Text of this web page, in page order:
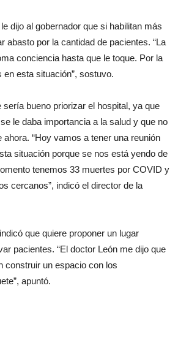
dijo al gobernador que si habilitan más
abasto por la cantidad de pacientes. “La
conciencia hasta que le toque. Por la
esta situación”, sostuvo.
bueno priorizar el hospital, ya que
le daba importancia a la salud y que no
ahora. “Hoy vamos a tener una reunión
situación porque se nos está yendo de
tenemos 33 muertes por COVID y
cercanos”, indicó el director de la
que quiere proponer un lugar
pacientes. “El doctor León me dijo que
construir un espacio con los
apuntó.